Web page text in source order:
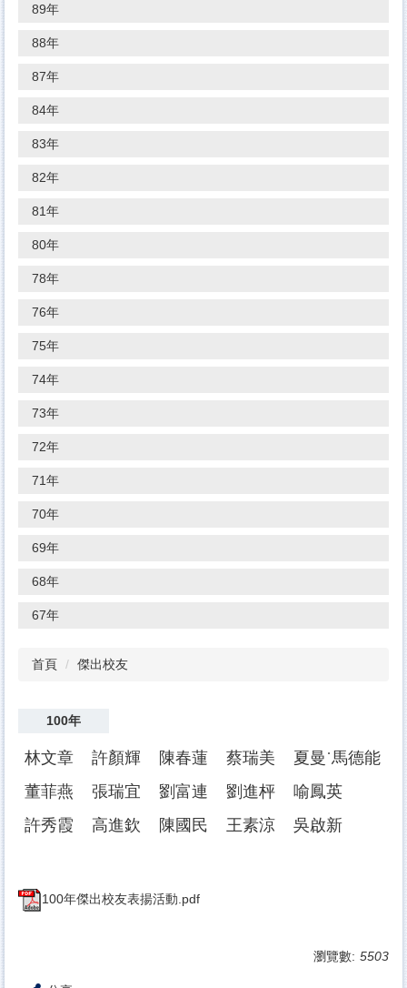
89年
88年
87年
84年
83年
82年
81年
80年
78年
76年
75年
74年
73年
72年
71年
70年
69年
68年
67年
首頁 傑出校友
100年
林文章 許顏輝 陳春蓮 蔡瑞美
夏曼˙馬德能
董菲燕
張瑞宜 劉富連 劉進枰
喻鳳英
許秀霞
高進欽 陳國民 王素涼 吳啟新
100年傑出校友表揚活動.pdf
瀏覽數: 5503